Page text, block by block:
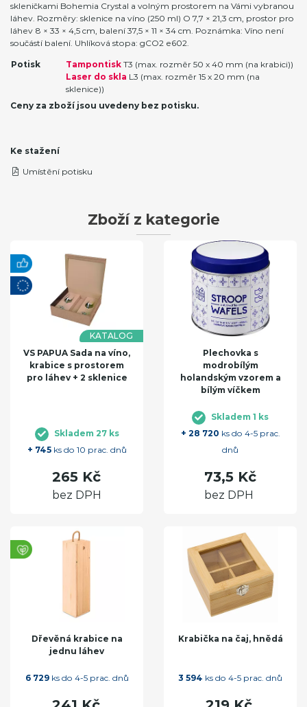
skleničkami Bohemia Crystal a volným prostorem na Vámi vybranou
láhev. Rozměry: sklenice na víno (250 ml) O 7,7 × 21,3 cm, prostor pro
láhev 8 × 33 × 4,5 cm, balení 37,5 × 11 × 34 cm. Poznámka: Víno není
součástí balení. Uhlíková stopa: gCO2 e602.
Potisk Tampontisk T3 (max. rozměr 50 x 40 mm (na krabici))
Laser do skla L3 (max. rozměr 15 x 20 mm (na
sklenice))
Ceny za zboží jsou uvedeny bez potisku.
Ke stažení
Umístění potisku
Zboží z kategorie
KATALOG
VS PAPUA Sada na víno,
krabice s prostorem
pro láhev + 2 sklenice
Skladem 27 ks
+ 745ks do 10 prac. dnů
265 Kč
bez DPH
Plechovka s
modrobílým
holandským vzorem a
bílým víčkem
Skladem 1 ks
+ 28 720 ks do 4-5 prac.
dnů
73,5 Kč
bez DPH
Dřevěná krabice na
jednu láhev
6 729ks do 4-5 prac. dnů
Krabička na čaj, hnědá
3 594 ks do 4-5 prac. dnů